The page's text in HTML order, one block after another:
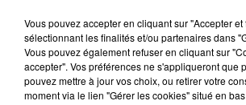
4 août 2026
Ariana Grande
sa tournée mondiale
Vous pouvez accepter en cliquant sur "Accepter
sélectionnant les finalités et/ou partenaires dans
Vous pouvez également refuser en cliquant sur
accepter". Vos préférences ne s'appliqueront que
pouvez mettre à jour vos choix, ou retirer votre
moment via le lien "Gérer les cookies" situé en